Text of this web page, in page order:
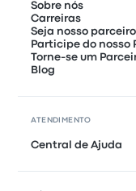
Sobre nós
Carreiras
Seja nosso parceiro
Participe do nosso
Torne-se um
Blog
ATENDIMENTO
Central de Ajuda